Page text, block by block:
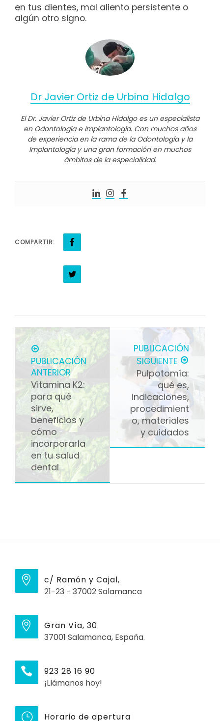
en tus dientes, mal aliento persistente o
algún otro signo.
Dr Javier Ortiz de Urbina Hidalgo
El Dr. Javier Ortiz de Urbina Hidalgo es un especialista
en Odontología e Implantología. Con muchos años
de experiencia en la rama de la Odontología y la
Implantología y una gran formación en muchos
ámbitos de la especialidad.
COMPARTIR:
PUBLICACIÓN
ANTERIOR
Vitamina K2:
para qué
sirve,
beneficios y
cómo
incorporarla
en tu salud
dental
PUBLICACIÓN
SIGUIENTE
Pulpotomía:
qué es,
indicaciones,
procedimient
o, materiales
y cuidados
c/ Ramón y Cajal,
21-23 - 37002 Salamanca
Gran Vía, 30
37001 Salamanca, España.
923 28 16 90
¡Llámanos hoy!
Horario de apertura